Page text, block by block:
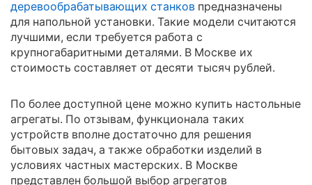
деревообрабатывающих станков предназначены
для напольной установки. Такие модели считаются
лучшими, если требуется работа с
крупногабаритными деталями. В Москве их
стоимость составляет от десяти тысяч рублей.
По более доступной цене можно купить настольные
агрегаты. По отзывам, функционала таких
устройств вполне достаточно для решения
бытовых задач, а также обработки изделий в
условиях частных мастерских. В Москве
представлен большой выбор агрегатов